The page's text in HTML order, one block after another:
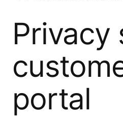
Privacy
portal